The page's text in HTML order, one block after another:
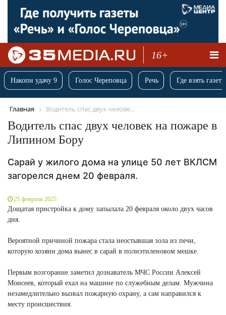
16+
Накопи удачу 9 Голос Череповца Речь Где взять
Главная Водитель спас двух челове...
Водитель спас двух человек на пожаре в
Липином Бору
Сарай у жилого дома на улице 50 лет ВКЛСМ
загорелся днем 20 февраля.
21 февраля 2025
Дощатая пристройка к дому запылала 20 февраля около двух часов
дня.
Вероятной причиной пожара стала неостывшая зола из печи,
которую хозяин дома вынес в сарай в полиэтиленовом мешке.
Первым возгорание заметил дознаватель МЧС России Алексей
Моисеев, который ехал на машине по служебным делам. Мужчина
незамедлительно вызвал пожарную охрану, а сам направился к
месту происшествия.